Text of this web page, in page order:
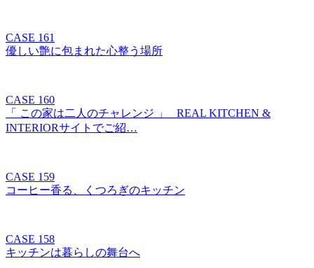
CASE 161
優しい艶に包まれた心整う場所
CASE 160
「 この家は二人のチャレンジ 」 REAL KITCHEN &
INTERIORサイトでご紹…
CASE 159
コーヒー香る、くつろぎのキッチン
CASE 158
キッチンは暮らしの舞台へ